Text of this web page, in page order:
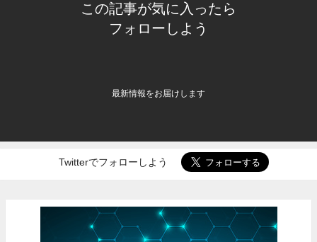
この記事が気に入ったら
フォローしよう
最新情報をお届けします
Twitterでフォローしよう